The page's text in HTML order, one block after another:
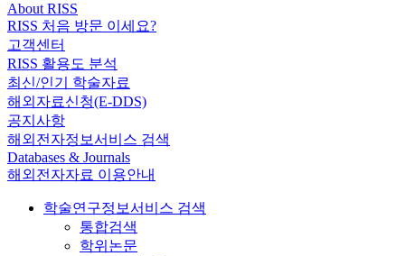
About RISS
RISS 처음 방문 이세요?
고객센터
RISS 활용도 분석
최신/인기 학술자료
해외자료신청(E-DDS)
공지사항
해외전자정보서비스 검색
Databases & Journals
해외전자자료 이용안내
학술연구정보서비스 검색
통합검색
학위논문